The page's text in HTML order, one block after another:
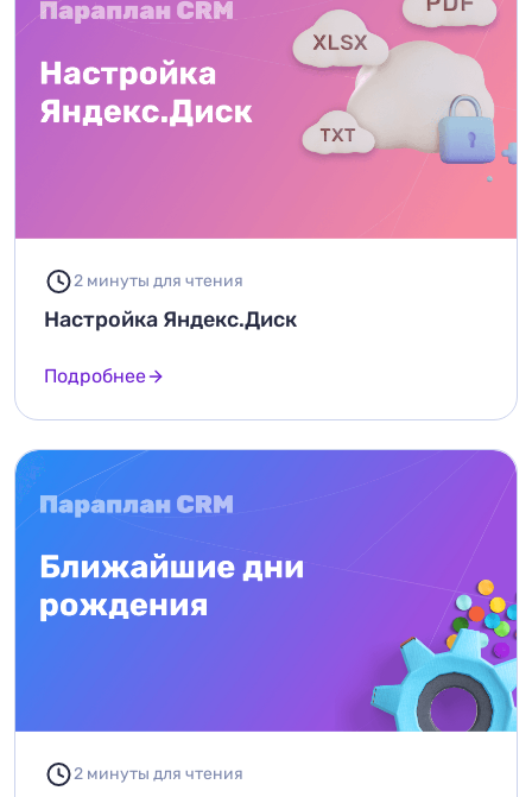
2 минуты для чтения
Настройка Яндекс.Диск
Подробнее
2 минуты для чтения